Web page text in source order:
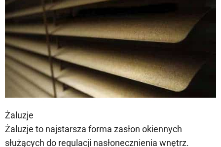
Żaluzje
Żaluzje to najstarsza forma zasłon okiennych
służących do regulacji nasłonecznienia wnętrz.